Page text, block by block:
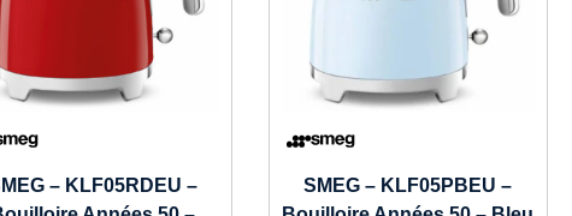
– KLF05RDEU –
SMEG – KLF05PBEU –